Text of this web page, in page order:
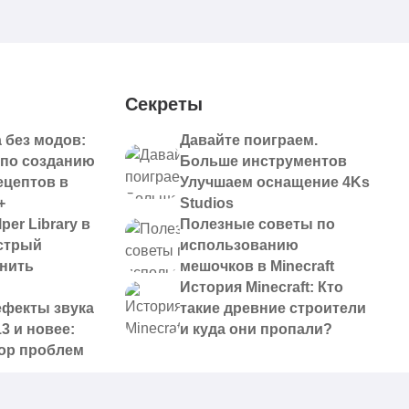
без модов:
созданию
в
Library в
звука
и новее:
проблем
Секреты
Давайте поиграем.
Больше инструментов
Улучшаем оснащение 4Ks
Studios
Полезные советы по
использованию
мешочков в Minecraft
История Minecraft: Кто
такие древние строители
и куда они пропали?